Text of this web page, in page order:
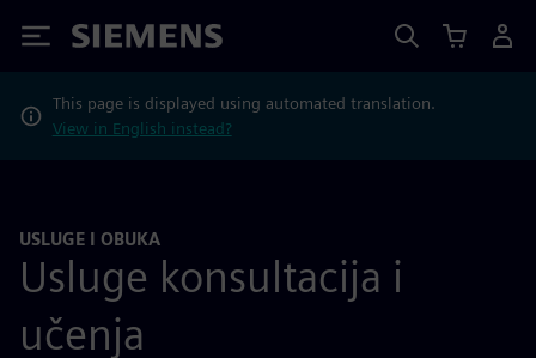
Siemens
This page is displayed using automated translation.
View in English instead?
USLUGE I OBUKA
Usluge konsultacija i
učenja